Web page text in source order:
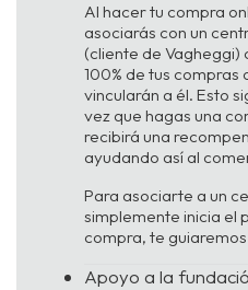
Al hacer tu compra
asociarás con un
(cliente de Vagheggi)
100% de tus compras
vincularán a él. Esto
vez que hagas una
recibirá una
ayudando así al
Para asociarte a un
simplemente inicia el
compra, te
Apoyo a la